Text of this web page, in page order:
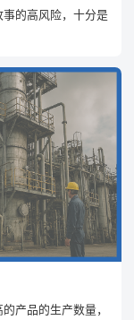
的高风险，十分是
产品的生产数量，